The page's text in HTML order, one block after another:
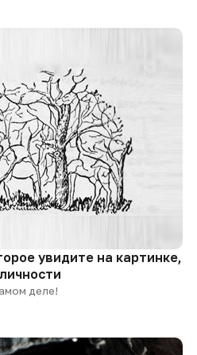
увидите на картинке,
деле!